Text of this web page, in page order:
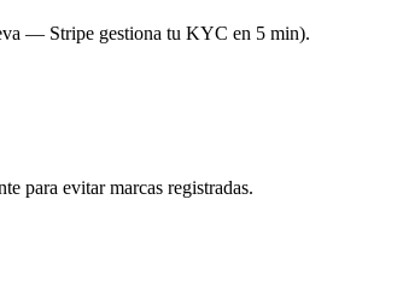
— Stripe gestiona tu KYC en 5 min).
para evitar marcas registradas.